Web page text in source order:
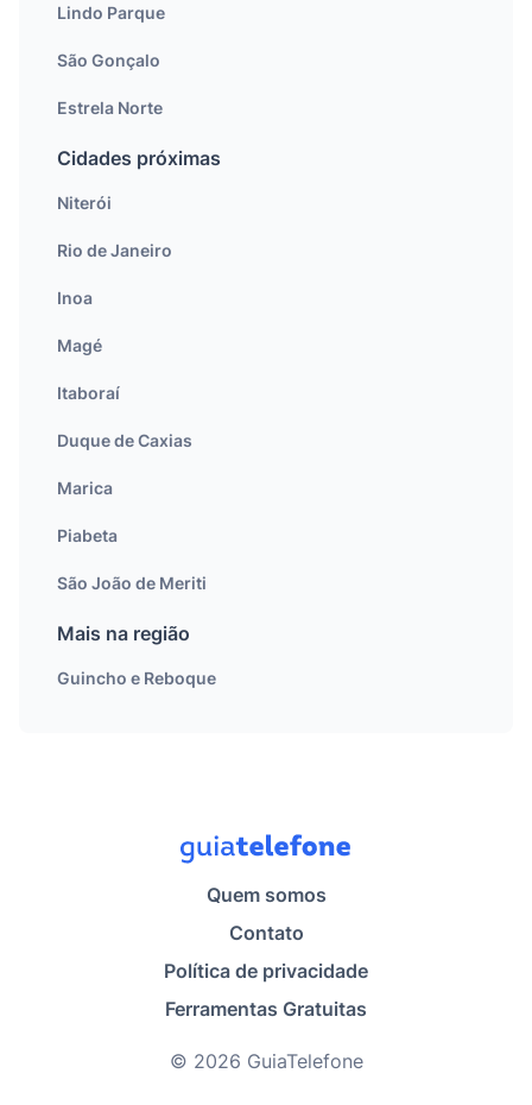
Lindo Parque
São Gonçalo
Estrela Norte
Cidades próximas
Niterói
Rio de Janeiro
Inoa
Magé
Itaboraí
Duque de Caxias
Marica
Piabeta
São João de Meriti
Mais na região
Guincho e Reboque
Quem somos
Contato
Política de privacidade
Ferramentas Gratuitas
© 2026 GuiaTelefone